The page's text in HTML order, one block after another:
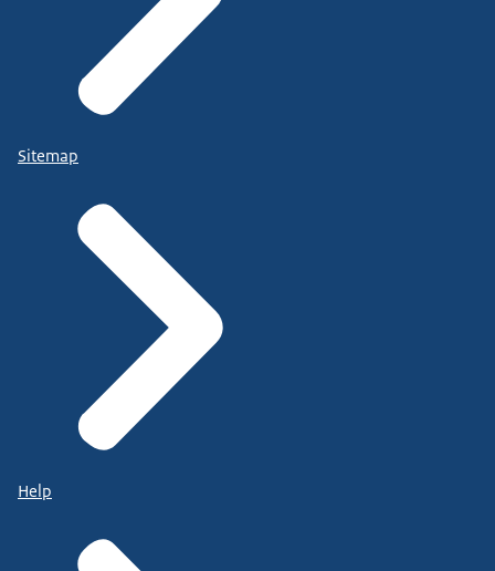
Sitemap
Help